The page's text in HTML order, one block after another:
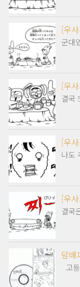
[우
군대
[우
결국
[우
나도
[우
결국
담배
고